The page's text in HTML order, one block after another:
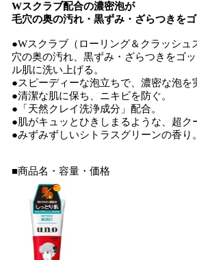
Wスクラブ配合の濃密泡が
毛穴の奥の汚れ・黒ずみ・ざらつきを
●Wスクラブ（ローリング＆クラッシュ
穴の奥の汚れ、黒ずみ・ざらつきをゴ
ル肌に洗い上げる。
●スピーディーな泡立ちで、濃密な泡を
●清潔な肌に保ち、ニキビを防ぐ。
●「天然クレイ洗浄成分」配合。
●肌がキュッとひきしまるような、超ク
●みずみずしいシトラスグリーンの香り。
■商品名・容量・価格